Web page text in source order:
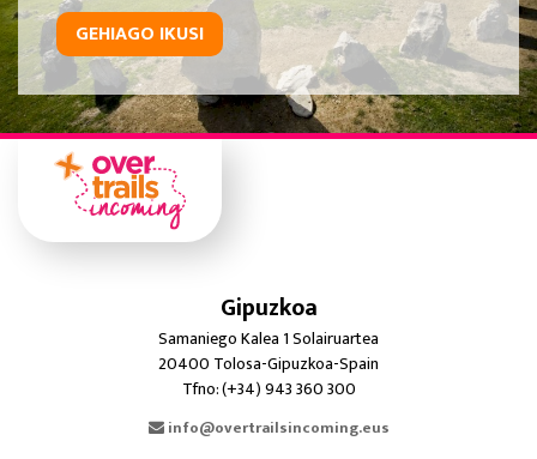
GEHIAGO IKUSI
Gipuzkoa
Samaniego Kalea 1 Solairuartea
20400 Tolosa-Gipuzkoa-Spain
Tfno: (+34) 943 360 300
info@overtrailsincoming.eus